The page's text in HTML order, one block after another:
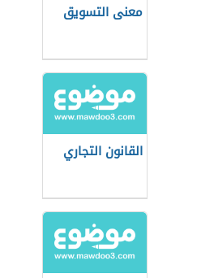
معنى التسويق
القانون التجاري